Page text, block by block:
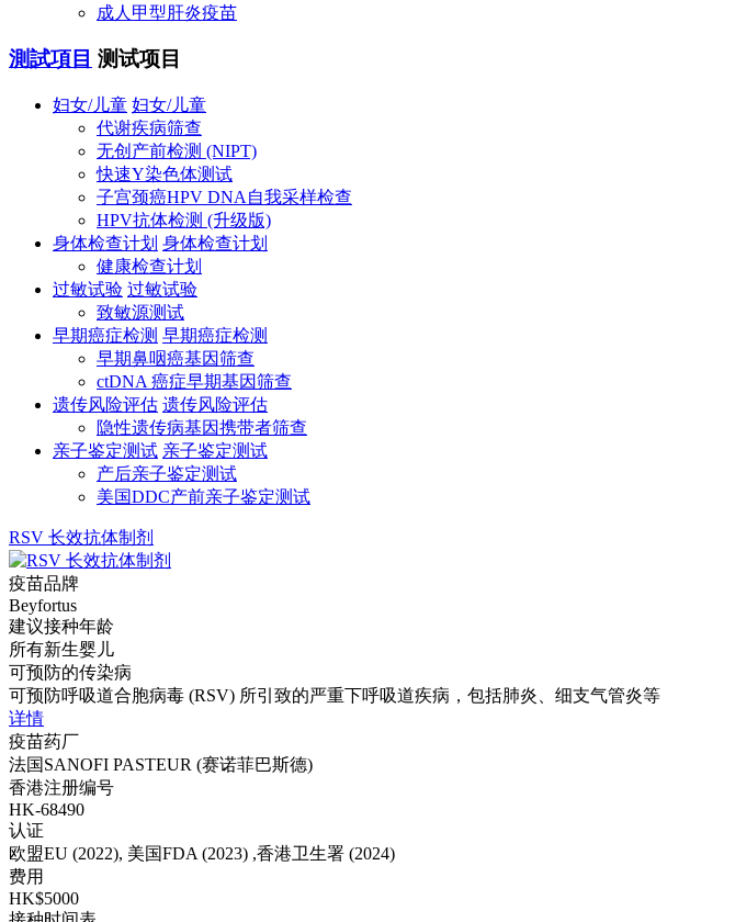
成人甲型肝炎疫苗
測試項目 测试项目
妇女/儿童 妇女/儿童
代谢疾病筛查
无创产前检测 (NIPT)
快速Y染色体测试
子宫颈癌HPV DNA自我采样检查
HPV抗体检测 (升级版)
身体检查计划 身体检查计划
健康检查计划
过敏试验 过敏试验
致敏源测试
早期癌症检测 早期癌症检测
早期鼻咽癌基因筛查
ctDNA 癌症早期基因筛查
遗传风险评估 遗传风险评估
隐性遗传病基因携带者筛查
亲子鉴定测试 亲子鉴定测试
产后亲子鉴定测试
美国DDC产前亲子鉴定测试
RSV 长效抗体制剂
疫苗品牌
Beyfortus
建议接种年龄
所有新生婴儿
可预防的传染病
可预防呼吸道合胞病毒 (RSV) 所引致的严重下呼吸道疾病，包括肺炎、细支气管炎等
详情
疫苗药厂
法国SANOFI PASTEUR (赛诺菲巴斯德)
香港注册编号
HK-68490
认证
欧盟EU (2022), 美国FDA (2023) ,香港卫生署 (2024)
费用
HK$5000